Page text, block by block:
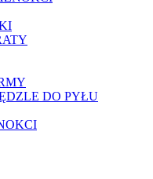
DO PYŁU